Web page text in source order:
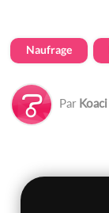
Naufrage
Par Koaci